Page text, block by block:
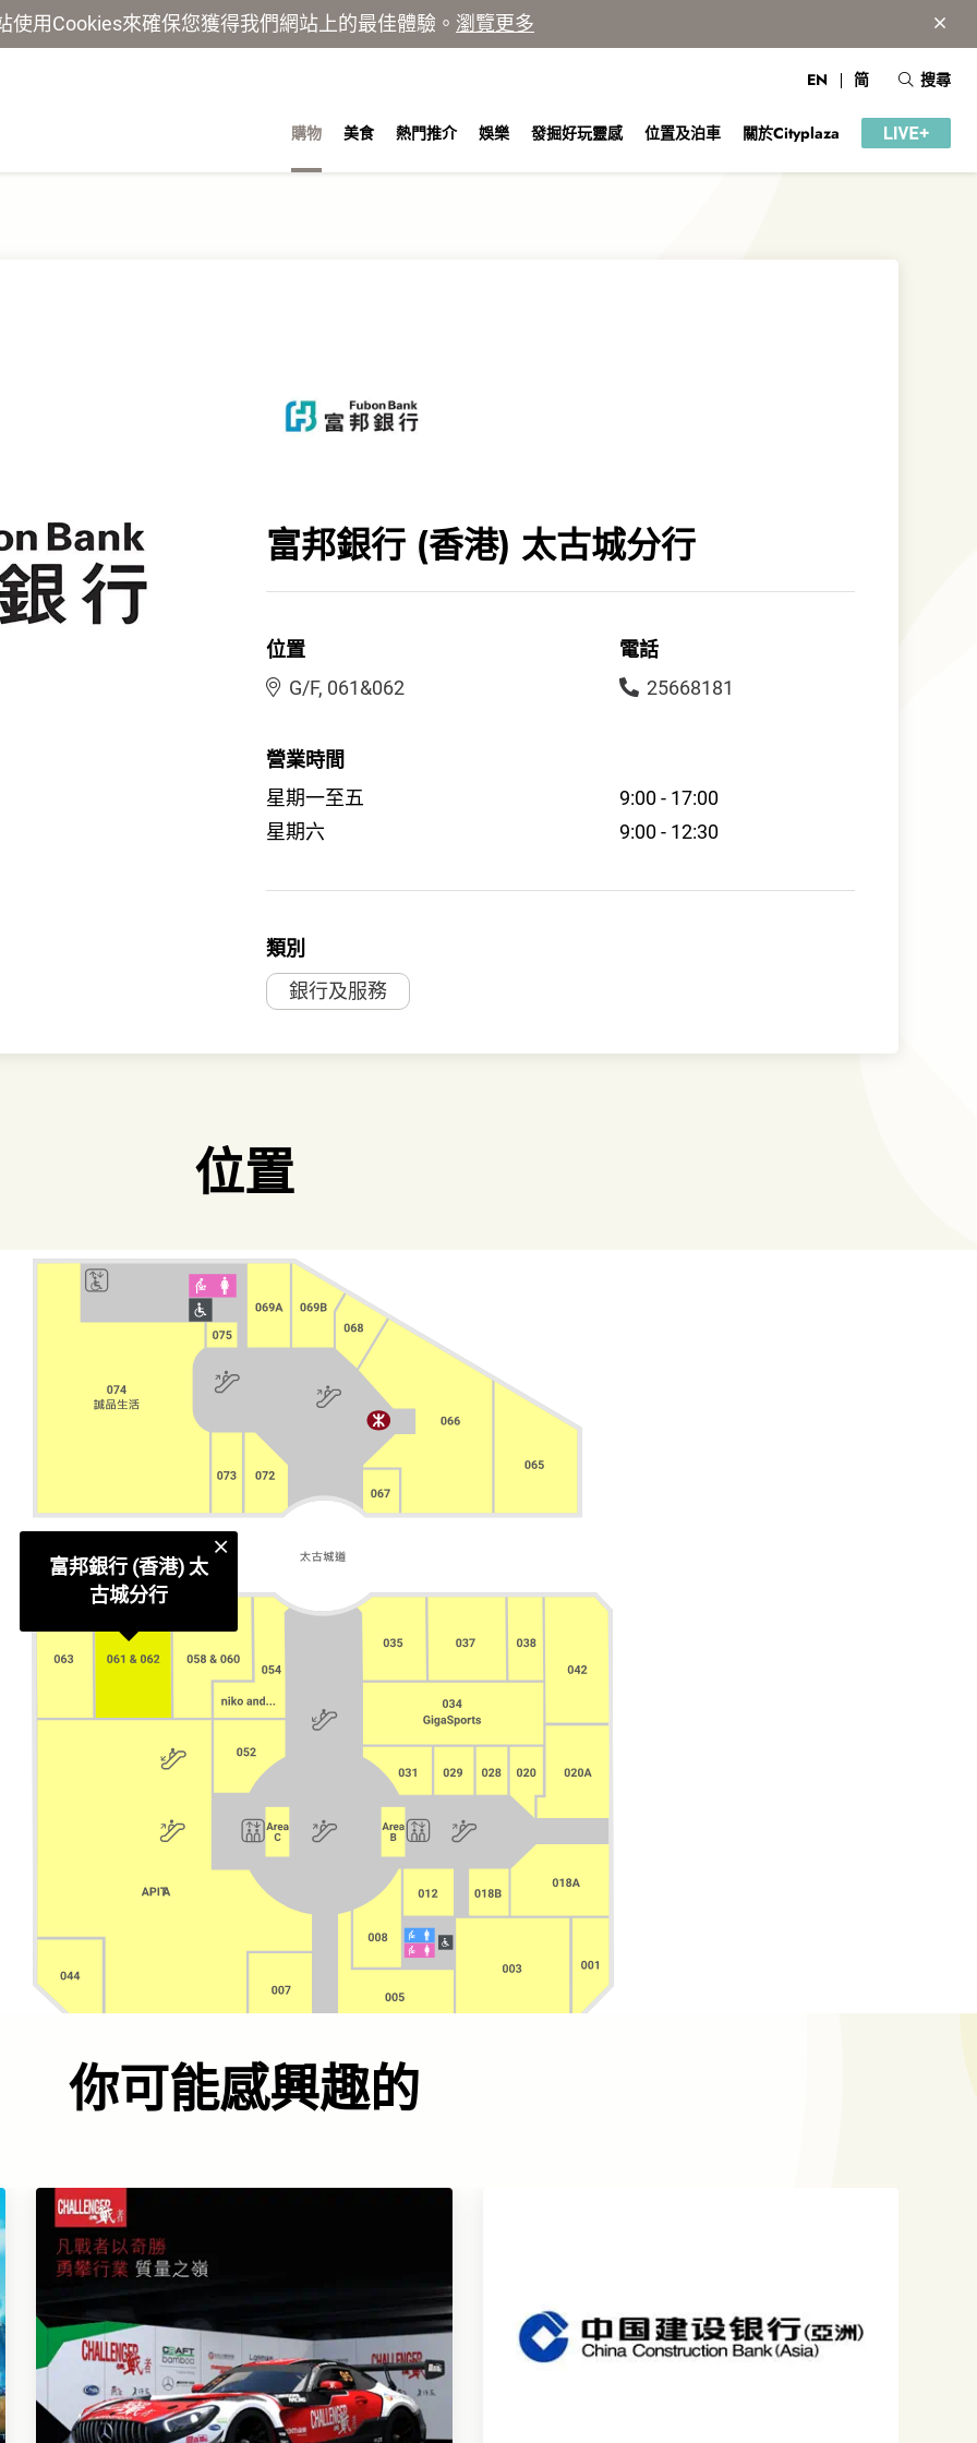
使用Cookies來確保您獲得我們網站上的最佳體驗。 瀏覽更多
購物 美食 熱門推介 娛樂 發掘好玩靈感 位置及泊車 關於Cityplaza
EN 简 搜尋
富邦銀行 (香港) 太古城分行
位置
G/F, 061&062
電話
25668181
營業時間
星期一至五
9:00 - 17:00
星期六
9:00 - 12:30
類別
銀行及服務
位置
富邦銀行 (香港) 太
古城分行
你可能感興趣的